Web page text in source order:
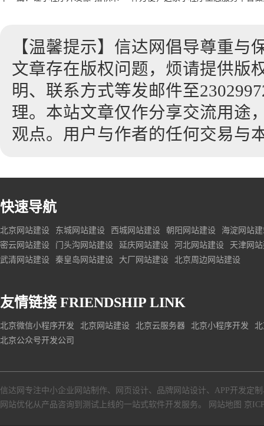
【温馨提示】信达网倡导尊重与
文章存在版权问题，烦请提供版
明、联系方式等发邮件至
理。本站文章仅作分享交流用途
观点。用户与作者的任何交易与
快速导航
北京网站建设 东城网站建设 西城网站建设 朝阳网站建设
海淀网站
密云网站建设
门头沟网站建设 延庆网站建设 河北网站建设
天津网
武清网站建设
秦皇岛网站建设 大厂网站建设 北京周边网站建设
友情链接 FRIENDSHIP LINK
北京微信小程序开发 北京网站建设 北京云服务器 北京小程序开发
北京公众号开发公司
信达网专注中小企业网站制作、 网页设计、 品牌网站设计、 APP开发定制
网站优化从产品咨询到测试上线的一站式软件开发服务。
网站地图 京